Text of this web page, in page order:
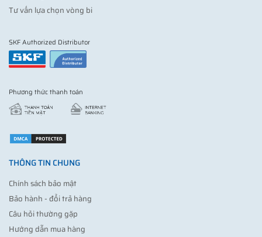
Tư vấn lựa chọn vòng bi
SKF Authorized Distributor
Phương thức thanh toán
THÔNG TIN CHUNG
Chính sách bảo mật
Bảo hành - đổi trả hàng
Câu hỏi thường gặp
Hướng dẫn mua hàng